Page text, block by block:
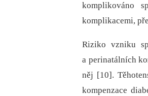
komplikováno
komplikacemi,
Riziko vzniku
a perinatálních
něj [10].
kompenzace